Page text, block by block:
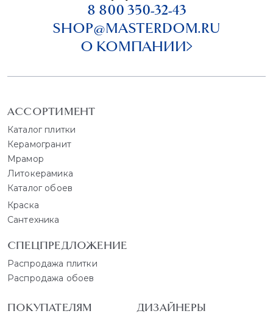
8 800 350-32-43
SHOP@MASTERDOM.RU
О КОМПАНИИ
АССОРТИМЕНТ
Каталог плитки
Керамогранит
Мрамор
Литокерамика
Каталог обоев
Краска
Сантехника
СПЕЦПРЕДЛОЖЕНИЕ
Распродажа плитки
Распродажа обоев
ПОКУПАТЕЛЯМ
ДИЗАЙНЕРЫ